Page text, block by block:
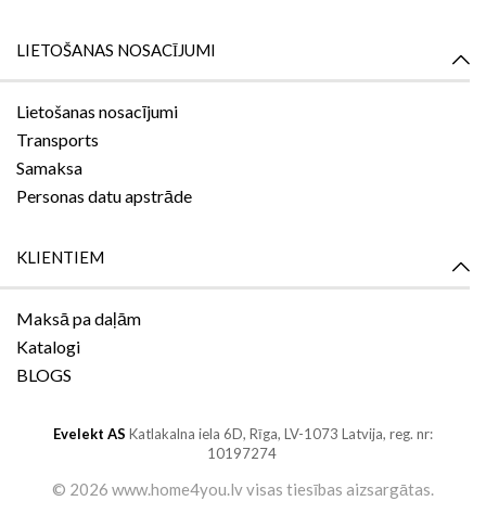
LIETOŠANAS NOSACĪJUMI
Lietošanas nosacījumi
Transports
Samaksa
Personas datu apstrāde
KLIENTIEM
Maksā pa daļām
Katalogi
BLOGS
Evelekt AS Katlakalna iela 6D, Rīga, LV-1073 Latvija, reg. nr:
10197274
© 2026 www.home4you.lvvisas tiesības aizsargātas